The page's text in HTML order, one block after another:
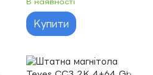
Купити